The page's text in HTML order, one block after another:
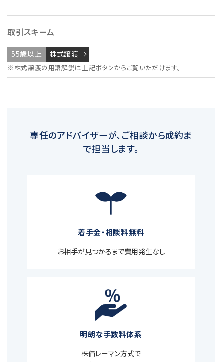
取引スキーム
55歳以上 株式譲渡
※株式譲渡の用語解説は上記ボタンからご覧いただけます。
専任のアドバイザーが、ご相談から成約ま
で担当します。
着手金・相談料無料
お相手が見つかるまで費用発生なし
明朗な手数料体系
株価レーマン方式で